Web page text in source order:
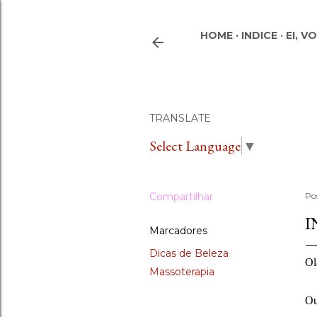
HOME INDICE EI,
TRANSLATE
Select Language ▼
Compartilhar
Marcadores
Dicas de Beleza
Massoterapia